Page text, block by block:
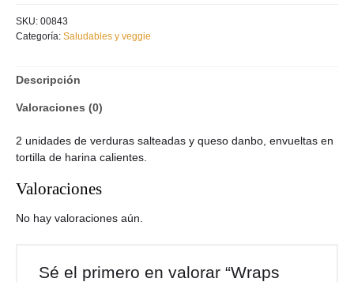
SKU: 00843
Categoría: Saludables y veggie
Descripción
Valoraciones (0)
2 unidades de verduras salteadas y queso danbo, envueltas en
tortilla de harina calientes.
Valoraciones
No hay valoraciones aún.
Sé el primero en valorar “Wraps